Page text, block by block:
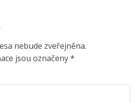
nebude zveřejněna.
jsou označeny*